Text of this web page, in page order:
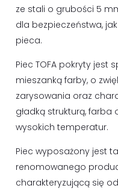
ze stali o grubości 5
dla bezpieczeństwa,
pieca.
Piec TOFA pokryty jest
mieszanką farby, o
zarysowania oraz
gładką strukturą, farba
wysokich temperatur.
Piec wyposażony jest
renomowanego
charakteryzującą się